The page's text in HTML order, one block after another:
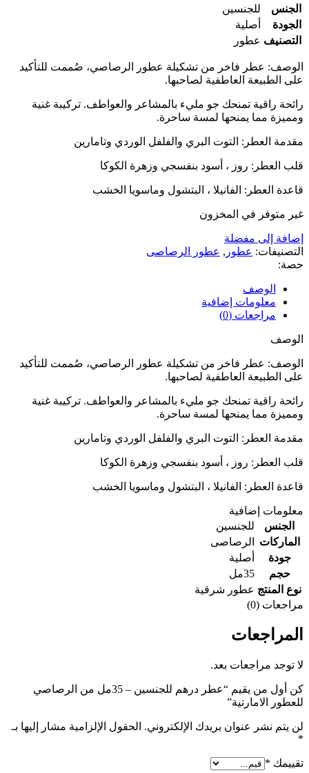
الجنس
للجنسين
الجودة
أصلية
التصنيف عطور
الوصف: عطر فاخر من تشكيلة عطور الرصاصي، صُممت للتأكيد
على الطبيعة العاطفية لصاحبها.
رائحة راقية تمنحك جو مليء بالمشاعر والعواطف. تركيبة غنية
ومميزة مما يمنحها لمسة ساحرة.
مقدمة العطر: التوت البري والفلفل الوردي وتامارين
قلب العطر: روز ، أسود بنفسجي وزهرة الكوكا
قاعدة العطر: الفانيلا ، البتشول وماسويا الخشب
غير متوفر في المخزون
إضافة إلى مفضلة
التصنيفات: عطور , عطور الرصاصى
حصة:
الوصف
معلومات إضافية
مراجعات (0)
الوصف
الوصف: عطر فاخر من تشكيلة عطور الرصاصي، صُممت للتأكيد
على الطبيعة العاطفية لصاحبها.
رائحة راقية تمنحك جو مليء بالمشاعر والعواطف. تركيبة غنية
ومميزة مما يمنحها لمسة ساحرة.
مقدمة العطر: التوت البري والفلفل الوردي وتامارين
قلب العطر: روز ، أسود بنفسجي وزهرة الكوكا
قاعدة العطر: الفانيلا ، البتشول وماسويا الخشب
معلومات إضافية
الجنس
للجنسين
الماركات
الرصاصى
جودة
أصلية
حجم
35مل
نوع المنتج عطور شرقية
مراجعات (0)
المراجعات
لا توجد مراجعات بعد.
كن أول من يقيم “عطر درهم للجنسين – 35مل من الرصاصي
للعطور الامارتية”
لن يتم نشر عنوان بريدك الإلكتروني. الحقول الإلزامية مشار إليها بـ
*
تقييمك *